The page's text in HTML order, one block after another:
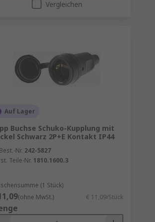
Vergleichen
Auf Lager
Buchse Schuko-Kupplung mit
Schwarz 2P+E Kontakt IP44
Nr. 242-5827
Teile-Nr. 1810.1600.3
(1 Stück)
(ohne MwSt.) € 11,09/Stück